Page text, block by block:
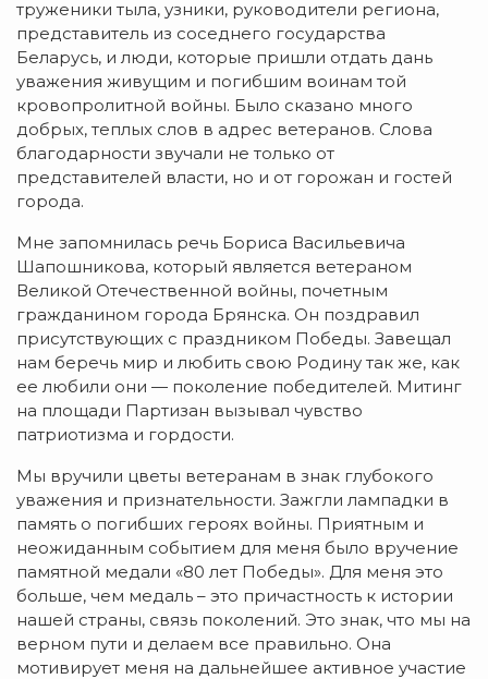
труженики тыла, узники, руководители региона,
представитель из соседнего государства
Беларусь, и люди, которые пришли отдать дань
уважения живущим и погибшим воинам той
кровопролитной войны. Было сказано много
добрых, теплых слов в адрес ветеранов. Слова
благодарности звучали не только от
представителей власти, но и от горожан и гостей
города.
Мне запомнилась речь Бориса Васильевича
Шапошникова, который является ветераном
Великой Отечественной войны, почетным
гражданином города Брянска. Он поздравил
присутствующих с праздником Победы. Завещал
нам беречь мир и любить свою Родину так же, как
ее любили они — поколение победителей. Митинг
на площади Партизан вызывал чувство
патриотизма и гордости.
Мы вручили цветы ветеранам в знак глубокого
уважения и признательности. Зажгли лампадки в
память о погибших героях войны. Приятным и
неожиданным событием для меня было вручение
памятной медали «80 лет Победы». Для меня это
больше, чем медаль – это причастность к истории
нашей страны, связь поколений. Это знак, что мы на
верном пути и делаем все правильно. Она
мотивирует меня на дальнейшее активное участие